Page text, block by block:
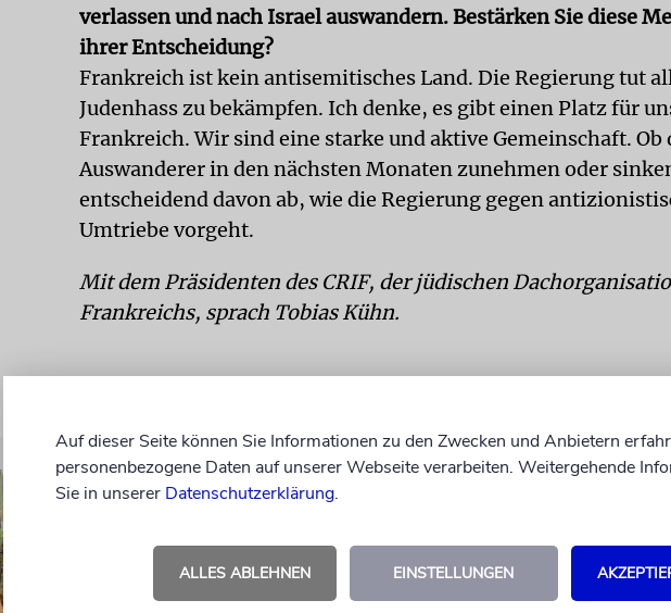
verlassen und nach Israel auswandern. Bestärken Sie diese
ihrer Entscheidung?
Frankreich ist kein antisemitisches Land. Die Regierung tut
Judenhass zu bekämpfen. Ich denke, es gibt einen Platz für
Frankreich. Wir sind eine starke und aktive Gemeinschaft. Ob
Auswanderer in den nächsten Monaten zunehmen oder
entscheidend davon ab, wie die Regierung gegen
Umtriebe vorgeht.
Mit dem Präsidenten des CRIF, der jüdischen
Frankreichs, sprach Tobias Kühn.
Auf dieser Seite können Sie Informationen zu den Zwecken und Anbietern
personenbezogene Daten auf unserer Webseite verarbeiten. Weitergehende
Sie in unserer Datenschutzerklärung.
ALLES ABLEHNEN EINSTELLUNGEN